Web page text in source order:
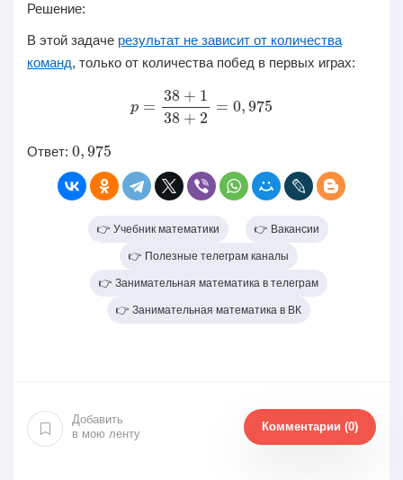
Решение:
В этой задаче результат не зависит от количества
команд, только от количества побед в первых играх:
38+1 38+
Ответ: 0 975
👉 Учебник математики 👉 Вакансии
👉 Полезные телеграм каналы
👉 Занимательная математика в телеграм
👉 Занимательная математика в ВК
Добавить
в мою ленту
Комментарии (0)